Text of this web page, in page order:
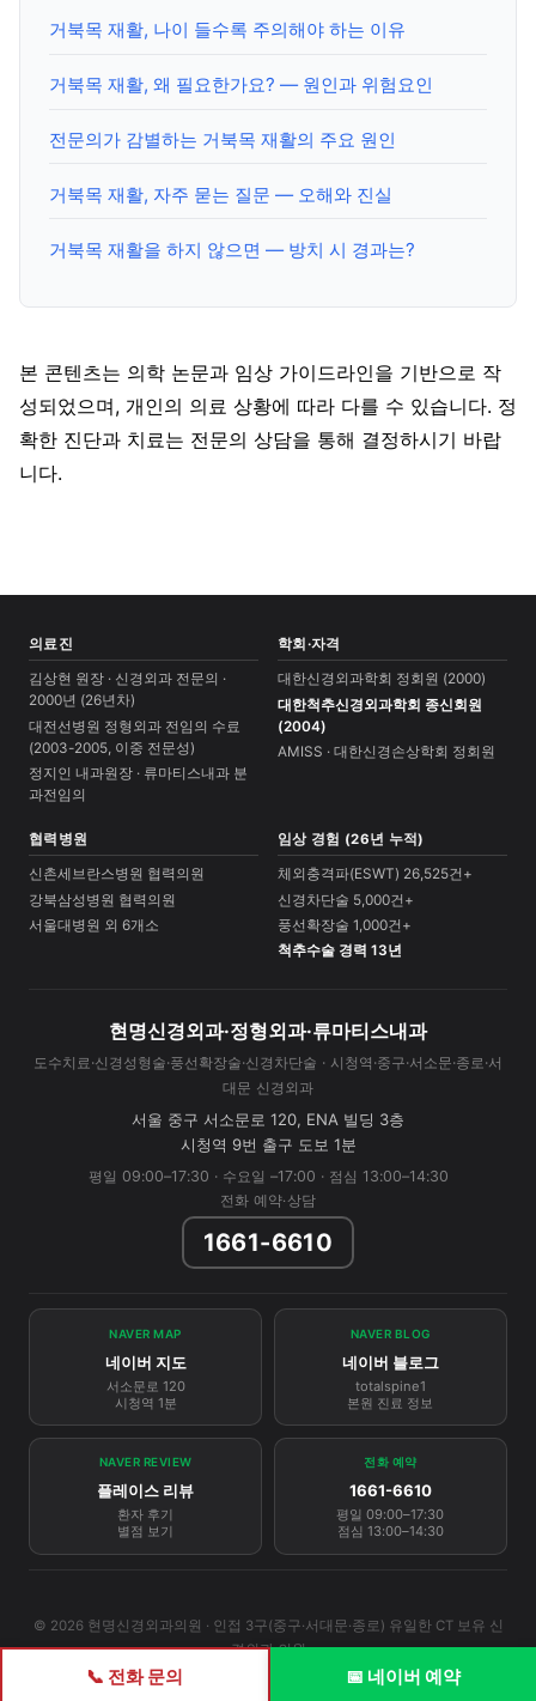
거북목 재활, 나이 들수록 주의해야 하는 이유
거북목 재활, 왜 필요한가요? — 원인과 위험요인
전문의가 감별하는 거북목 재활의 주요 원인
거북목 재활, 자주 묻는 질문 — 오해와 진실
거북목 재활을 하지 않으면 — 방치 시 경과는?
본 콘텐츠는 의학 논문과 임상 가이드라인을 기반으로 작
성되었으며, 개인의 의료 상황에 따라 다를 수 있습니다. 정
확한 진단과 치료는 전문의 상담을 통해 결정하시기 바랍
니다.
의료진
김상현 원장 · 신경외과 전문의 ·
2000년 (26년차)
대전선병원 정형외과 전임의 수료
(2003-2005, 이중 전문성)
정지인 내과원장 · 류마티스내과 분
과전임의
학회·자격
대한신경외과학회 정회원 (2000)
대한척추신경외과학회 종신회원
(2004)
AMISS · 대한신경손상학회 정회원
협력병원
신촌세브란스병원 협력의원
강북삼성병원 협력의원
서울대병원 외 6개소
임상 경험 (26년 누적)
체외충격파(ESWT) 26,525건+
신경차단술 5,000건+
풍선확장술 1,000건+
척추수술 경력 13년
현명신경외과·정형외과·류마티스내과
도수치료·신경성형술·풍선확장술·신경차단술 · 시청역·중구·서소문·종로·서
대문 신경외과
서울 중구 서소문로 120, ENA 빌딩 3층
시청역 9번 출구 도보 1분
평일 09:00–17:30 · 수요일 –17:00 · 점심 13:00–14:30
전화 예약·상담
1661-6610
NAVER MAP
네이버 지도
서소문로 120
시청역 1분
NAVER BLOG
네이버 블로그
totalspine1
본원 진료 정보
NAVER REVIEW
플레이스 리뷰
환자 후기
별점 보기
전화 예약
1661-6610
평일 09:00–17:30
점심 13:00–14:30
© 2026 현명신경외과의원 · 인접 3구(중구·서대문·종로) 유일한 CT 보유 신
경외과 의원
📞 전화 문의 📅 네이버 예약